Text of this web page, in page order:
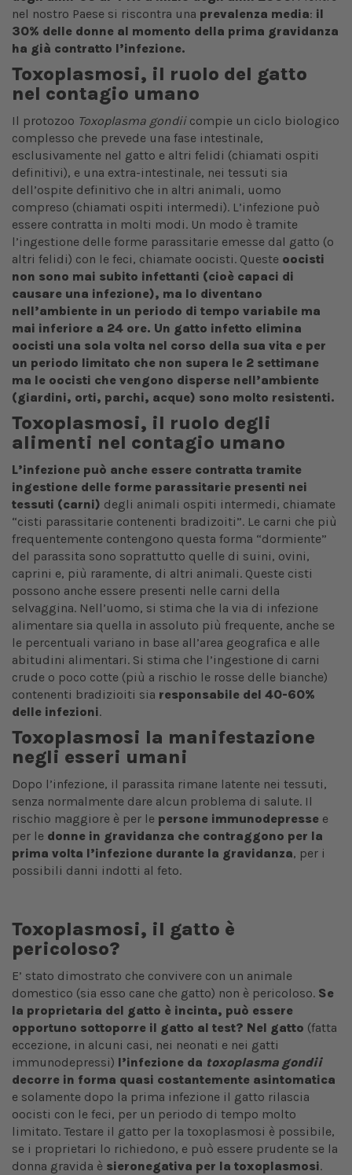
nel nostro Paese si riscontra una prevalenza media: il
30% delle donne al momento della prima gravidanza
ha già contratto l’infezione.
Toxoplasmosi, il ruolo del gatto
nel contagio umano
Il protozoo Toxoplasma gondii compie un ciclo biologico
complesso che prevede una fase intestinale,
esclusivamente nel gatto e altri felidi (chiamati ospiti
definitivi), e una extra-intestinale, nei tessuti sia
dell’ospite definitivo che in altri animali, uomo
compreso (chiamati ospiti intermedi). L’infezione può
essere contratta in molti modi. Un modo è tramite
l’ingestione delle forme parassitarie emesse dal gatto (o
altri felidi) con le feci, chiamate oocisti. Queste oocisti
non sono mai subito infettanti (cioè capaci di
causare una infezione), ma lo diventano
nell’ambiente in un periodo di tempo variabile ma
mai inferiore a 24 ore. Un gatto infetto elimina
oocisti una sola volta nel corso della sua vita e per
un periodo limitato che non supera le 2 settimane
ma le oocisti che vengono disperse nell’ambiente
(giardini, orti, parchi, acque) sono molto resistenti.
Toxoplasmosi, il ruolo degli
alimenti nel contagio umano
L’infezione può anche essere contratta tramite
ingestione delle forme parassitarie presenti nei
tessuti (carni) degli animali ospiti intermedi, chiamate
“cisti parassitarie contenenti bradizoiti”. Le carni che più
frequentemente contengono questa forma “dormiente”
del parassita sono soprattutto quelle di suini, ovini,
caprini e, più raramente, di altri animali. Queste cisti
possono anche essere presenti nelle carni della
selvaggina. Nell’uomo, si stima che la via di infezione
alimentare sia quella in assoluto più frequente, anche se
le percentuali variano in base all’area geografica e alle
abitudini alimentari. Si stima che l’ingestione di carni
crude o poco cotte (più a rischio le rosse delle bianche)
contenenti bradizioiti sia responsabile del 40-60%
delle infezioni.
Toxoplasmosi la manifestazione
negli esseri umani
Dopo l’infezione, il parassita rimane latente nei tessuti,
senza normalmente dare alcun problema di salute. Il
rischio maggiore è per le persone immunodepresse e
per le donne in gravidanza che contraggono per la
prima volta l’infezione durante la gravidanza, per i
possibili danni indotti al feto.
Toxoplasmosi, il gatto è
pericoloso?
E’ stato dimostrato che convivere con un animale
domestico (sia esso cane che gatto) non è pericoloso. Se
la proprietaria del gatto è incinta, può essere
opportuno sottoporre il gatto al test? Nel gatto (fatta
eccezione, in alcuni casi, nei neonati e nei gatti
immunodepressi) l’infezione da toxoplasma gondii
decorre in forma quasi costantemente asintomatica
e solamente dopo la prima infezione il gatto rilascia
oocisti con le feci, per un periodo di tempo molto
limitato. Testare il gatto per la toxoplasmosi è possibile,
se i proprietari lo richiedono, e può essere prudente se la
donna gravida è sieronegativa per la toxoplasmosi.